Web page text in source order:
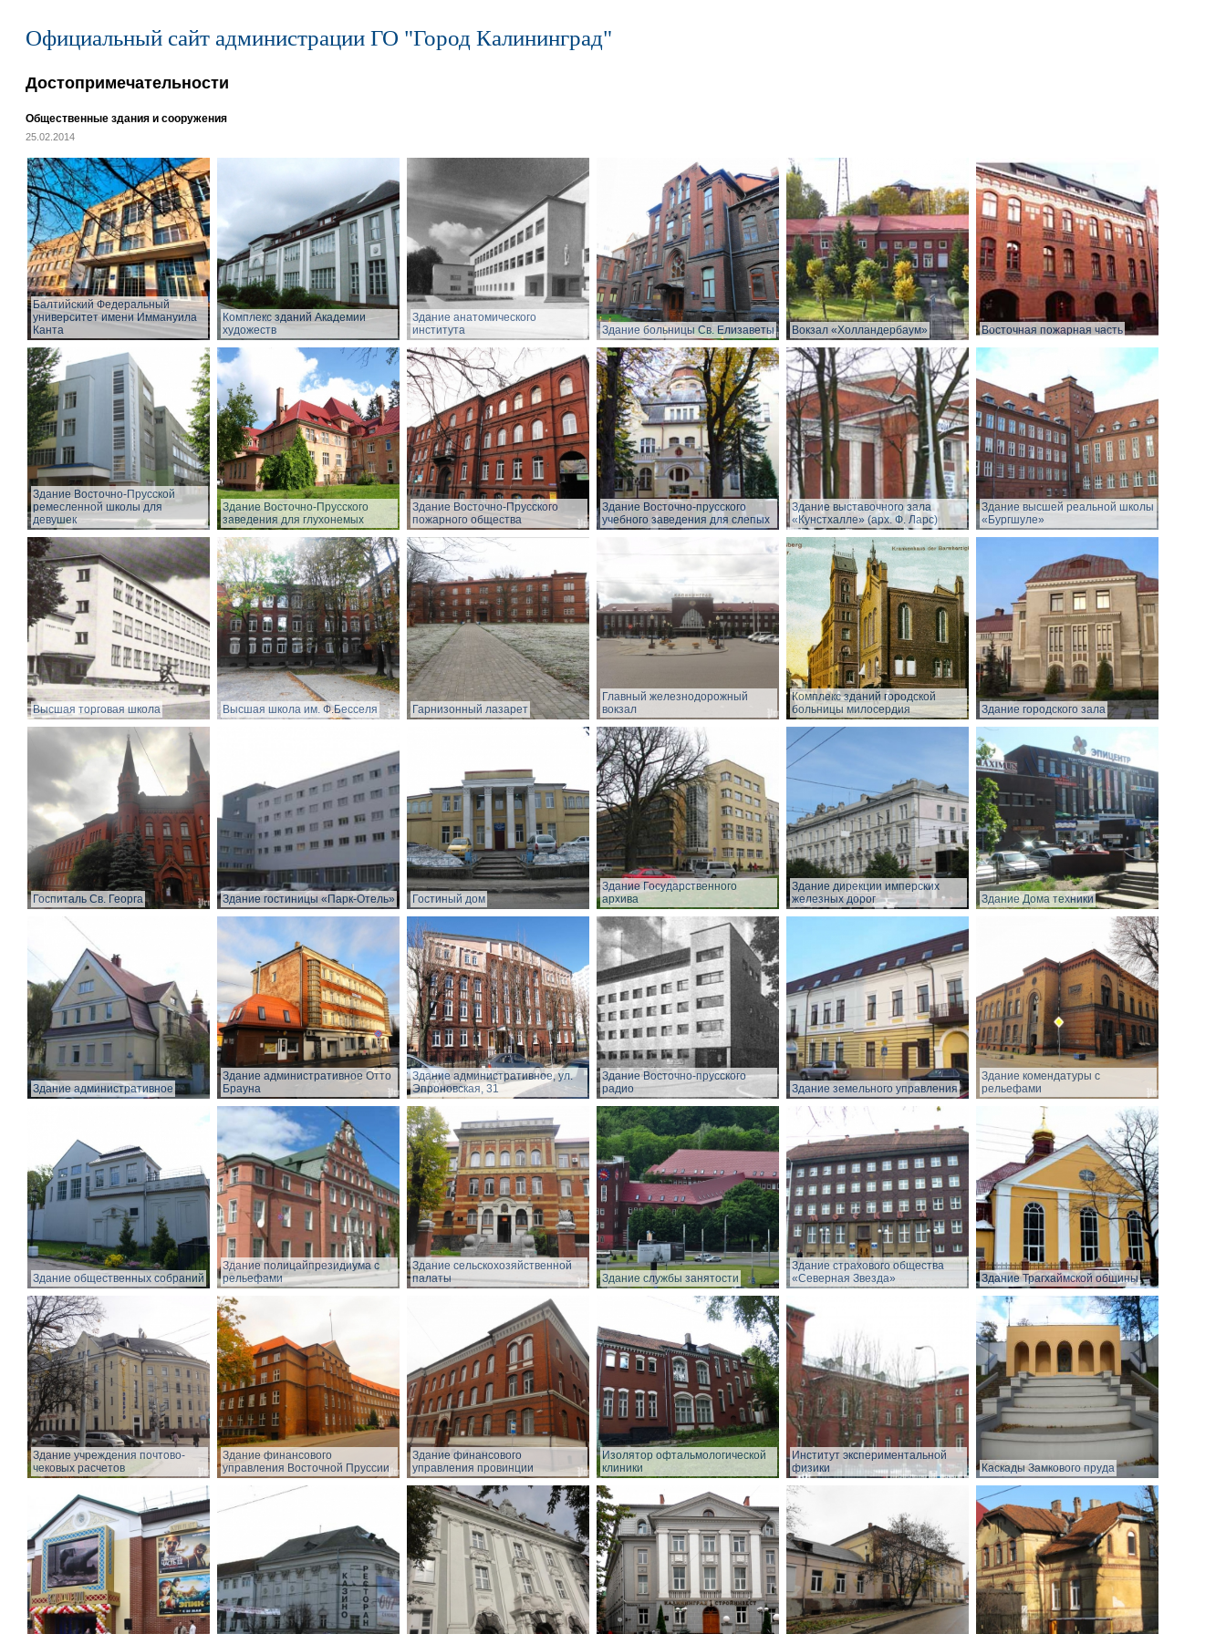
Официальный сайт администрации ГО "Город Калининград"
Достопримечательности
Общественные здания и сооружения
25.02.2014
Балтийский Федеральный
университет имени Иммануила
Канта
Комплекс зданий Академии
художеств
Здание анатомического
института
Здание больницы Св. Елизаветы Вокзал «Холландербаум» Восточная пожарная часть
Здание Восточно-Прусской
ремесленной школы для
девушек
Здание Восточно-Прусского
заведения для глухонемых
Здание Восточно-Прусского
пожарного общества
Здание Восточно-прусского
учебного заведения для слепых
Здание выставочного зала
«Кунстхалле» (арх. Ф. Ларс)
Здание высшей реальной школы
«Бургшуле»
Высшая торговая школа Высшая школа им. Ф.Бесселя Гарнизонный лазарет
Главный железнодорожный
вокзал
Комплекс зданий городской
больницы милосердия
Здание городского зала
Госпиталь Св. Георга Здание гостиницы «Парк-Отель» Гостиный дом
Здание Государственного
архива
Здание дирекции имперских
железных дорог
Здание Дома техники
Здание административное
Здание административное Отто
Брауна
Здание административное, ул.
Эпроновская, 31
Здание Восточно-прусского
радио
Здание земельного управления
Здание комендатуры с
рельефами
Здание общественных собраний
Здание полицайпрезидиума с
рельефами
Здание сельскохозяйственной
палаты
Здание службы занятости
Здание страхового общества
«Северная Звезда»
Здание Трагхаймской общины
Здание учреждения почтово-
чековых расчетов
Здание финансового
управления Восточной Пруссии
Здание финансового
управления провинции
Изолятор офтальмологической
клиники
Институт экспериментальной
физики
Каскады Замкового пруда